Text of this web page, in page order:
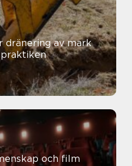
dränering av mark